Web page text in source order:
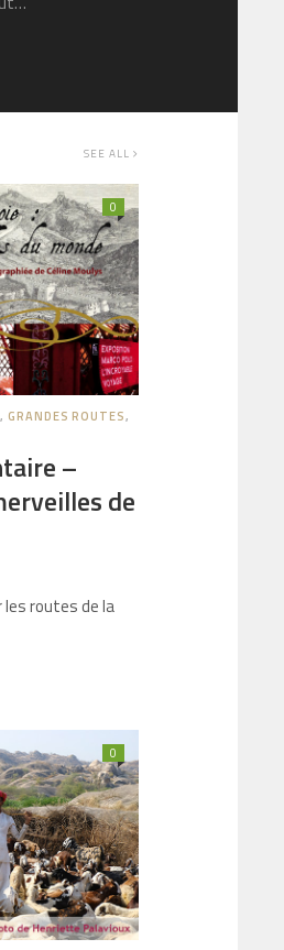
SEE ALL
, GRANDES ROUTES,
–
de
0
les routes de la
0